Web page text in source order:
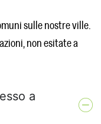
sulle nostre ville.
non esitate a
a